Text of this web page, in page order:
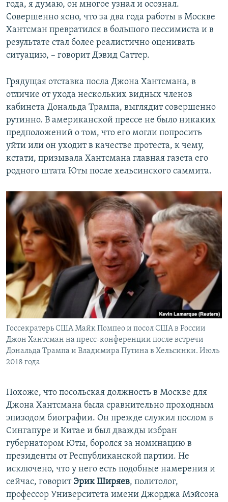
года, я думаю, он многое узнал и осознал.
Совершенно ясно, что за два года работы в Москве
Хантсман превратился в большого пессимиста и в
результате стал более реалистично оценивать
ситуацию, – говорит Дэвид Саттер.
Грядущая отставка посла Джона Хантсмана, в
отличие от ухода нескольких видных членов
кабинета Дональда Трампа, выглядит совершенно
рутинно. В американской прессе не было никаких
предположений о том, что его могли попросить
уйти или он уходит в качестве протеста, к чему,
кстати, призывала Хантсмана главная газета его
родного штата Юты после хельсинского саммита.
Госсекратерь США Майк Помпео и посол США в России
Джон Хантсман на пресс-конференции после встречи
Дональда Трампа и Владимира Путина в Хельсинки. Июль
2018 года
Похоже, что посольская должность в Москве для
Джона Хантсмана была сравнительно проходным
эпизодом биографии. Он прежде служил послом в
Сингапуре и Китае и был дважды избран
губернатором Юты, боролся за номинацию в
президенты от Республиканской партии. Не
исключено, что у него есть подобные намерения и
сейчас, говорит Эрик Ширяев, политолог,
профессор Университета имени Джорджа Мэйсона